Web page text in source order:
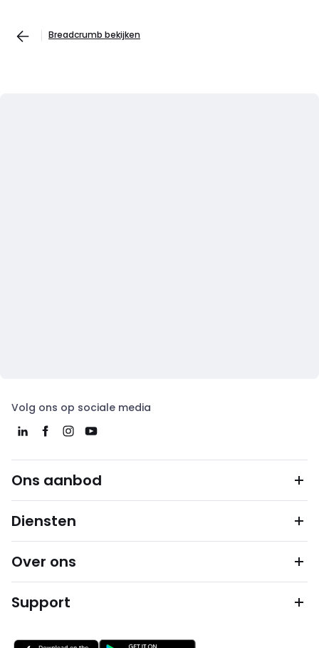
Breadcrumb bekijken
Volg ons op sociale media
Ons aanbod
Diensten
Over ons
Support